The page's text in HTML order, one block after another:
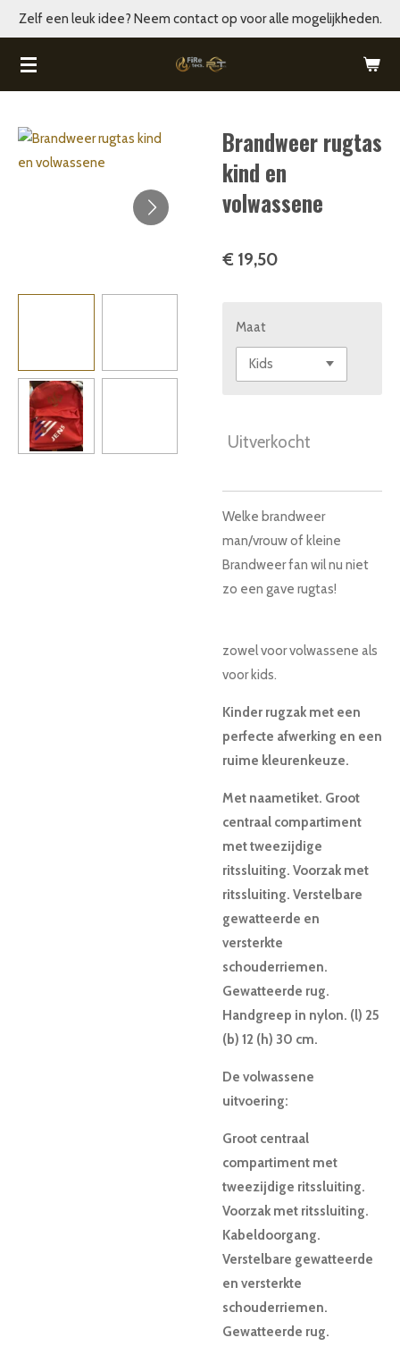
Ga
naar
de
Zelf een leuk idee? Neem contact op voor alle mogelijkheden.
Brandweer rugtas
kind en
volwassene
€ 19,50
Maat
Uitverkocht
Welke brandweer
man/vrouw of kleine
Brandweer fan wil nu niet
zo een gave rugtas!
zowel voor volwassene als
voor kids.
Kinder rugzak met een
perfecte afwerking en een
ruime kleurenkeuze.
Met naametiket. Groot
centraal compartiment
met tweezijdige
ritssluiting. Voorzak met
ritssluiting. Verstelbare
gewatteerde en
versterkte
schouderriemen.
Gewatteerde rug.
Handgreep in nylon. (l) 25
(b) 12 (h) 30 cm.
De volwassene
uitvoering:
Groot centraal
compartiment met
tweezijdige ritssluiting.
Voorzak met ritssluiting.
Kabeldoorgang.
Verstelbare gewatteerde
en versterkte
schouderriemen.
Gewatteerde rug.